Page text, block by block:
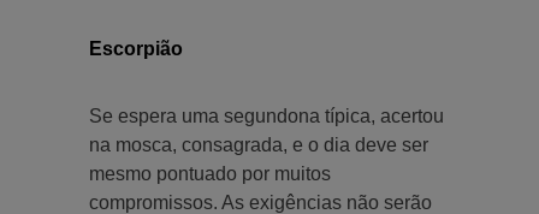
Escorpião
Se espera uma segundona típica, acertou
na mosca, consagrada, e o dia deve ser
mesmo pontuado por muitos
compromissos. As exigências não serão